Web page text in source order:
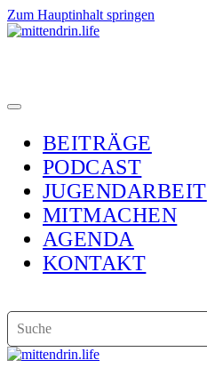
Zum Hauptinhalt springen
BEITRÄGE
PODCAST
JUGENDARBEIT
MITMACHEN
AGENDA
KONTAKT